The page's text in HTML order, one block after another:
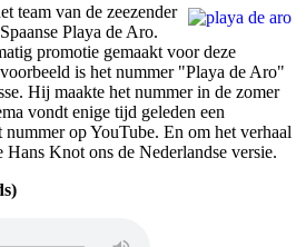
team van de zeezender
Playa de Aro.
promotie gemaakt voor deze
is het nummer "Playa de Aro"
Hij maakte het nummer in de zomer
vondt enige tijd geleden een
nummer op YouTube. En om het verhaal
Hans Knot ons de Nederlandse versie.